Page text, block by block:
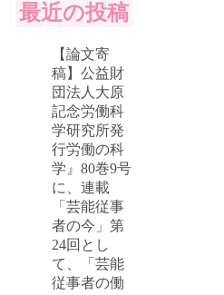
最近の投稿
【論文寄
稿】公益財
団法人大原
記念労働科
学研究所発
行労働の科
学』80巻9号
に、連載
「芸能従事
者の今」第
24回とし
て、「芸能
従事者の働